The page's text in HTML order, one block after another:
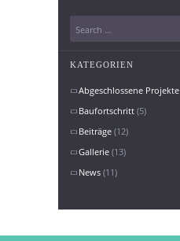
KATEGORIEN
Abgeschlossene Projekte
Baufortschritt (5)
Beiträge (12)
Gallerie (13)
News (11)